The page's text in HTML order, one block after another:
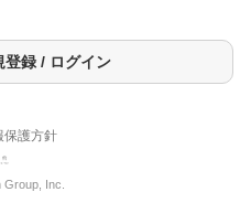
登録 / ログイン
保護方針
Inc.